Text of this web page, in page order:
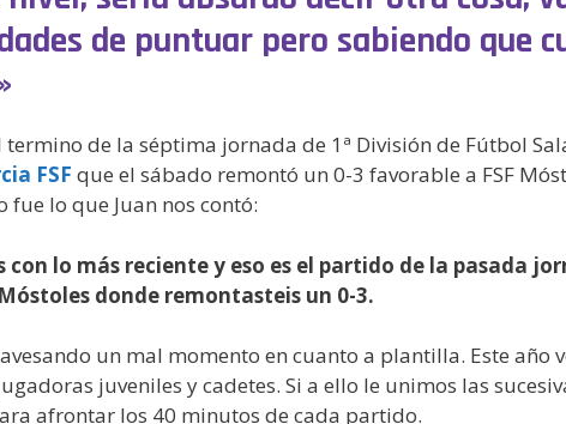
de puntuar pero sabiendo que
termino de la séptima jornada de 1ª División de Fútbol
FSF que el sábado remontó un 0-3 favorable a FSF
fue lo que Juan nos contó:
con lo más reciente y eso es el partido de la pasada
donde remontasteis un 0-3.
un mal momento en cuanto a plantilla. Este
juveniles y cadetes. Si a ello le unimos las
afrontar los 40 minutos de cada partido.